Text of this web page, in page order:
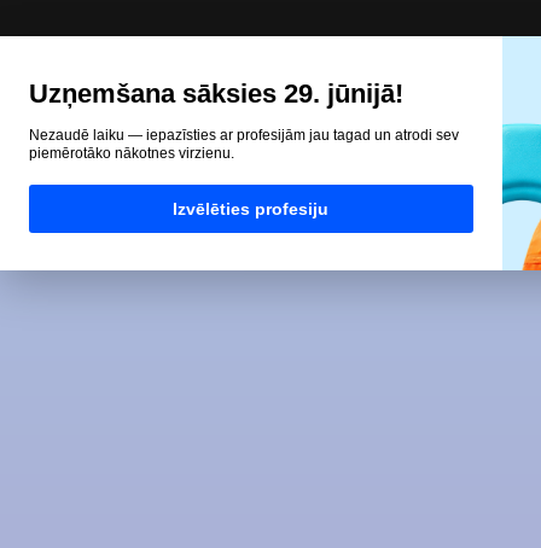
Uzņemšana sāksies 29. jūnijā!
Nezaudē laiku — iepazīsties ar profesijām jau tagad un atrodi sev
piemērotāko nākotnes virzienu.
Izvēlēties profesiju